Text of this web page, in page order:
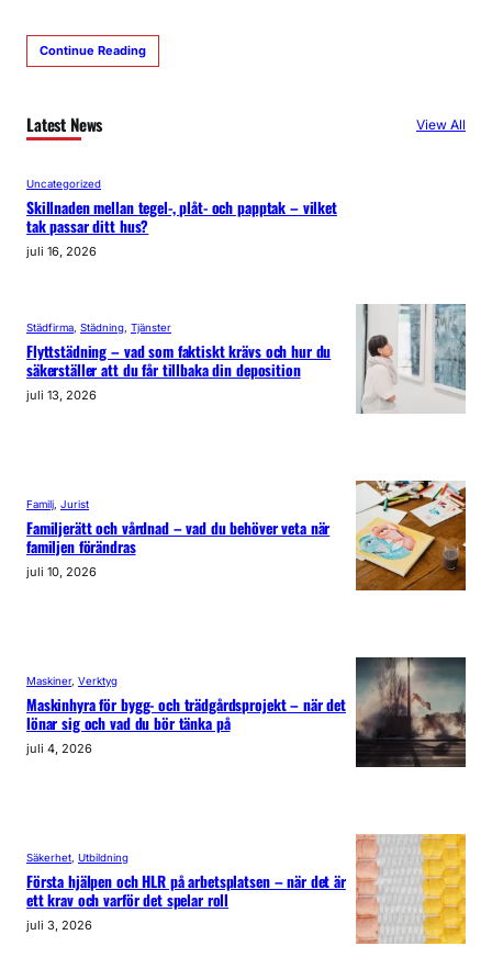
Continue Reading
Latest News View All
Uncategorized
Skillnaden mellan tegel-, plåt- och papptak – vilket
tak passar ditt hus?
juli 16, 2026
Städfirma Städning Tjänster
Flyttstädning – vad som faktiskt krävs och hur du
säkerställer att du får tillbaka din deposition
juli 13, 2026
Familj Jurist
Familjerätt och vårdnad – vad du behöver veta när
familjen förändras
juli 10, 2026
Maskiner, Verktyg
Maskinhyra för bygg- och trädgårdsprojekt – när det
lönar sig och vad du bör tänka på
juli 4, 2026
Säkerhet Utbildning
Första hjälpen och HLR på arbetsplatsen – när det är
ett krav och varför det spelar roll
juli 3, 2026